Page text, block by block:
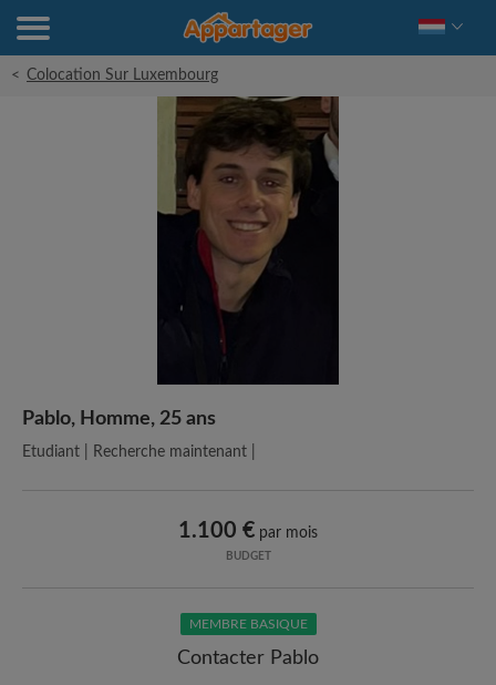
< Colocation Sur Luxembourg
Pablo, Homme, 25 ans
Etudiant | Recherche maintenant |
1.100 € par mois
BUDGET
MEMBRE BASIQUE
Contacter Pablo